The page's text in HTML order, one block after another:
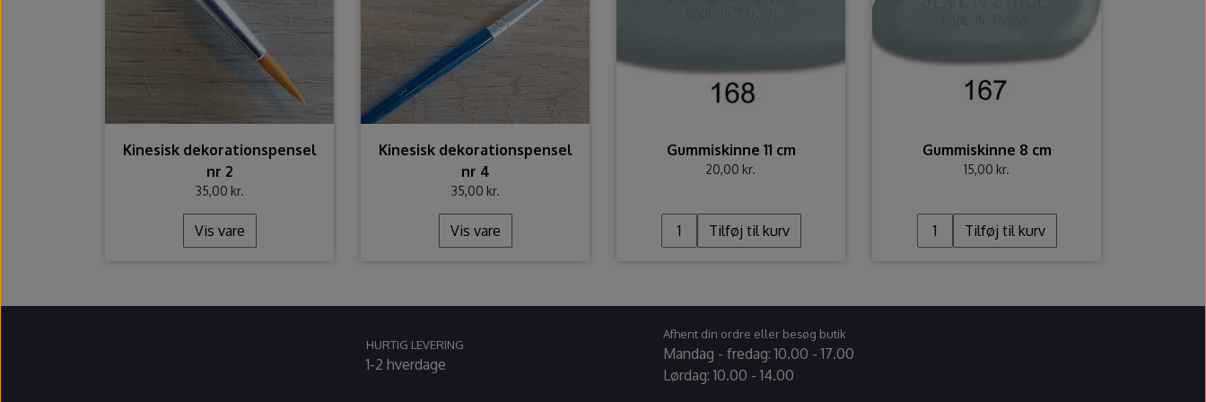
Kinesisk dekorationspensel
nr 2
35,00 kr.
Vis vare
Kinesisk dekorationspensel
nr 4
35,00 kr.
Vis vare
Gummiskinne 11 cm
20,00 kr.
Tilføj til kurv
Gummiskinne 8 cm
15,00 kr.
Tilføj til kurv
HURTIG LEVERING
1-2 hverdage
Afhent din ordre eller besøg butik
Mandag - fredag: 10.00 - 17.00
Lørdag: 10.00 - 14.00